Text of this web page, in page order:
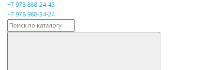
+7 978 888-24-45
+7 978 988-34-24